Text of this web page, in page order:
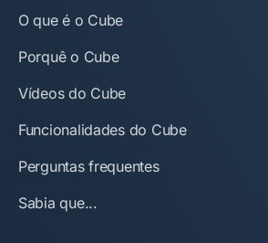
O que é o Cube
Porquê o Cube
Vídeos do Cube
Funcionalidades do Cube
Perguntas frequentes
Sabia que...